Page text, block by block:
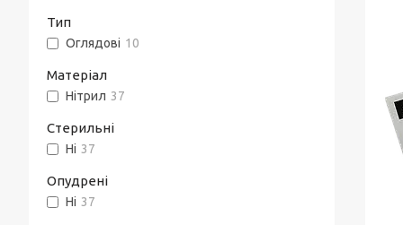
Тип
Оглядові 10
Матеріал
Нітрил 37
Стерильні
Ні 37
Опудрені
Ні 37